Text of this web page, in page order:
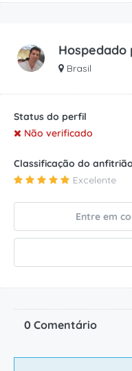
Hospedado
Brasil
Status do perfil
Não verificado
Classificação do
Excelente
Entre em
0 Comentário